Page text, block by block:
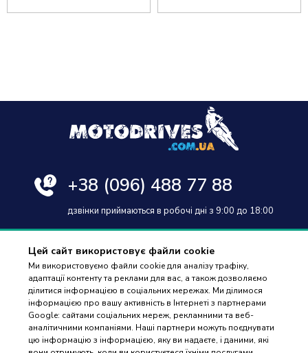
Цей сайт використовує файли cookie
Ми використовуємо файли cookie для аналізу трафіку,
адаптації контенту та реклами для вас, а також дозволяємо
ділитися інформацією в соціальних мережах. Ми ділимося
інформацією про вашу активність в Інтернеті з партнерами
Google: сайтами соціальних мереж, рекламними та веб-
аналітичними компаніями. Наші партнери можуть поєднувати
цю інформацію з інформацією, яку ви надаєте, і даними, які
+38 (096) 488 77 88
дзвінки приймаються в робочі дні з 9:00 до 18:00
Оплата та доставка
Гарантія і повернення
Контакти